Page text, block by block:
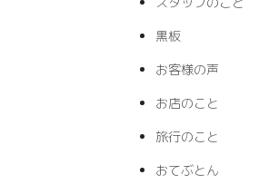
黒板
お客様の声
お店のこと
旅行のこと
おてぶとん